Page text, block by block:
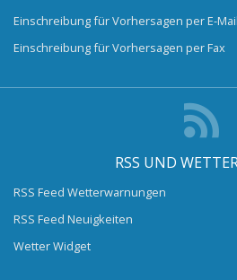
Einschreibung für Vorhersagen per E-Mail
Einschreibung für Vorhersagen per Fax
RSS UND
RSS Feed Wetterwarnungen
RSS Feed Neuigkeiten
Wetter Widget